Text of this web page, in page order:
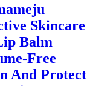
Skincare
Balm
Free
And Protect